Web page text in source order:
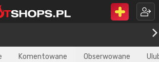
Komentowane Obserwowane